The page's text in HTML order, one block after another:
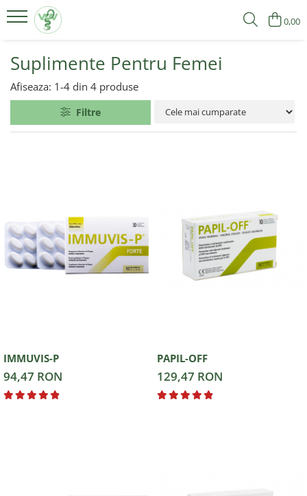
Suplimente Pentru Femei
Suplimente Pentru Bărbați
0,00
Suplimente Pentru Femei
Afiseaza: 1-4 din 4 produse
Filtre
IMMUVIS-P
94,47 RON
PAPIL-OFF
129,47 RON